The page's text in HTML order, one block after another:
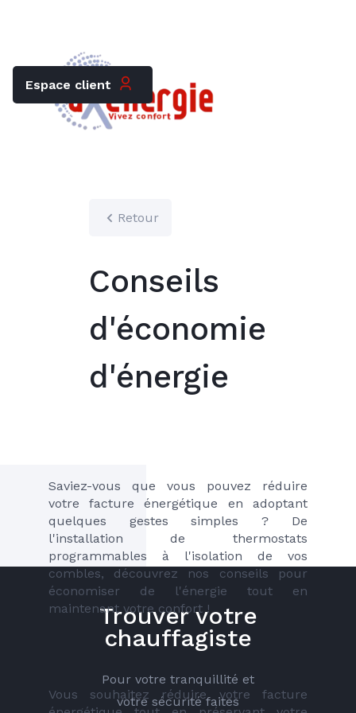
Espace client
Retour
Conseils
d'économie
d'énergie
Saviez-vous que vous pouvez réduire
votre facture énergétique en adoptant
quelques gestes simples ? De
l'installation de thermostats
programmables à l'isolation de vos
combles, découvrez nos conseils pour
économiser de l'énergie tout en
maintenant votre confort !
Vous souhaitez réduire votre facture
Trouver votre
chauffagiste
Pour votre tranquillité et
votre sécurité faites